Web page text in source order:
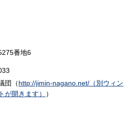
番地6
団（http://jimin-nagano.net/（別ウィン
が開きます）
）